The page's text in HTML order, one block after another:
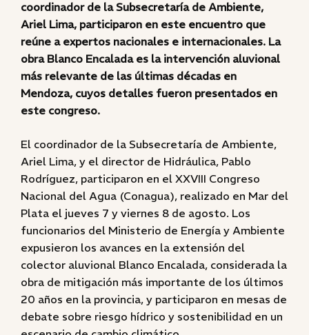
coordinador de la Subsecretaría de Ambiente,
Ariel Lima, participaron en este encuentro que
reúne a expertos nacionales e internacionales. La
obra Blanco Encalada es la intervención aluvional
más relevante de las últimas décadas en
Mendoza, cuyos detalles fueron presentados en
este congreso.
El coordinador de la Subsecretaría de Ambiente,
Ariel Lima, y el director de Hidráulica, Pablo
Rodríguez, participaron en el XXVIII Congreso
Nacional del Agua (Conagua), realizado en Mar del
Plata el jueves 7 y viernes 8 de agosto. Los
funcionarios del Ministerio de Energía y Ambiente
expusieron los avances en la extensión del
colector aluvional Blanco Encalada, considerada la
obra de mitigación más importante de los últimos
20 años en la provincia, y participaron en mesas de
debate sobre riesgo hídrico y sostenibilidad en un